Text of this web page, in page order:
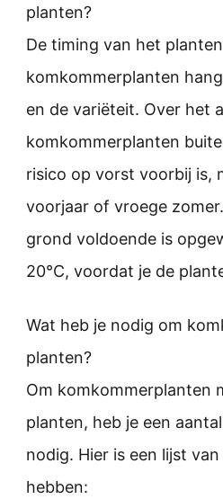
planten?
De timing van het
komkommerplanten
en de variëteit. Over het
komkommerplanten
risico op vorst voorbij is,
voorjaar of vroege
grond voldoende is
20°C, voordat je de
Wat heb je nodig om
planten?
Om komkommerplanten
planten, heb je een
nodig. Hier is een lijst
hebben: